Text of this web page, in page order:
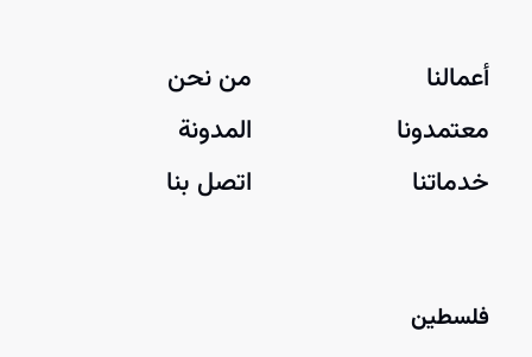
أعمالنا
معتمدونا
خدماتنا
من نحن
المدونة
اتصل بنا
فلسطين